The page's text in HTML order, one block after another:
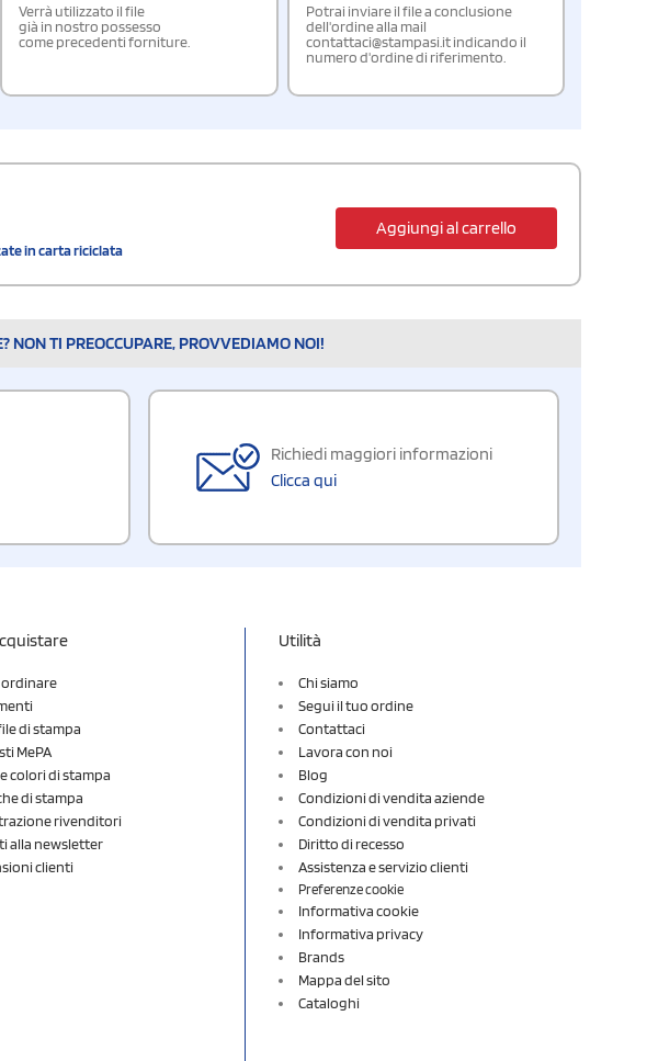
Verrà utilizzato il file
già in nostro possesso
come precedenti forniture.
Potrai inviare il file a conclusione
dell'ordine alla mail
contattaci@stampasi.it indicando il
numero d'ordine di riferimento.
in carta riciclata
Aggiungi al carrello
NON TI PREOCCUPARE, PROVVEDIAMO NOI!
Richiedi maggiori informazioni
Clicca qui
ordinare
di stampa
MePA
colori di stampa
di stampa
rivenditori
alla newsletter
clienti
Utilità
Chi siamo
Segui il tuo ordine
Contattaci
Lavora con noi
Blog
Condizioni di vendita aziende
Condizioni di vendita privati
Diritto di recesso
Assistenza e servizio clienti
Preferenze cookie
Informativa cookie
Informativa privacy
Brands
Mappa del sito
Cataloghi